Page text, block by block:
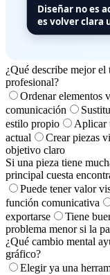
¿Qué describe mejor
profesional?
Ordenar elementos
comunicación
estilo propio
Aplicar
actual
Crear piezas
objetivo claro
Si una pieza tiene
principal cuesta
Puede tener valor
función comunicativa
exportarse
Tiene
problema menor si la
¿Qué cambio mental
gráfico?
Elegir ya una